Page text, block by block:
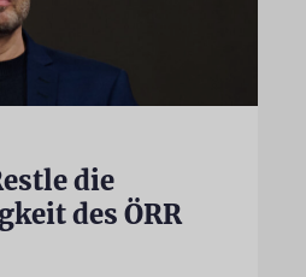
die
des ÖRR